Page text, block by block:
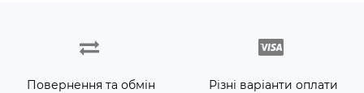
Повернення та обмін
Різні варіанти оплати